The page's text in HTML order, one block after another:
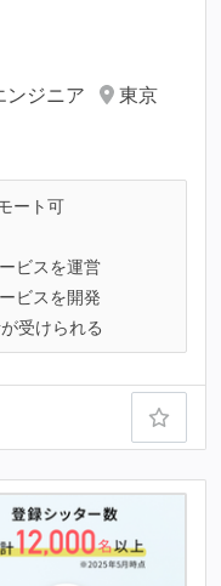
ジニア
東京
ート可
ビスを運営
ビスを開発
受けられる